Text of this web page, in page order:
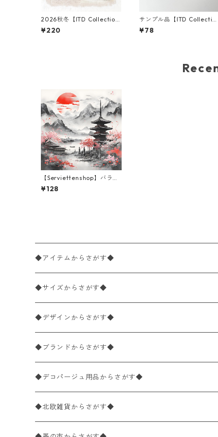
2026秋冬【ITD Collectio
n】ミニサイズ ライスペーパ
ー RSM3003 デコパージュ
¥220
サンプル品【ITD Collectio
n】ミニサイズ ライスペー
ー RSM2942 デコパージュ
¥78
【Serviettenshop】バラ売
り2枚 ランチサイズ ペーパ
ーナプキン Asian Day グレ
¥128
◆アイテムからさがす◆
ペーパーナプキン2枚バラ売り
ペーパーナプキン1枚バラ売り
ペーパーナプキン20枚入りパック
ペーパーナプキン10枚入りパック
ライスペーパー
◆サイズからさがす◆
33×33cm（ランチサイズ）
バラ売り
パック売り
25×25cm（カクテルサイズ）
バラ売り
パック売り
40×40cm（ディナーサイズ）
バラ売り
パック売り
21×21cm（ポケットサイズ）
バラ売り
◆デザインからさがす◆
花柄
植物・グリーン柄
動物・鳥・昆虫・蝶柄
◆ブランドからさがす◆
ドイツ製 IHR/イア
ランチサイズ
カクテルサイズ
ドイツ製 Ambiente/アンビエンテ
ランチサイズ
◆デコパージュ用品からさがす◆
デコパージュ液
◆北欧雑貨からさがす◆